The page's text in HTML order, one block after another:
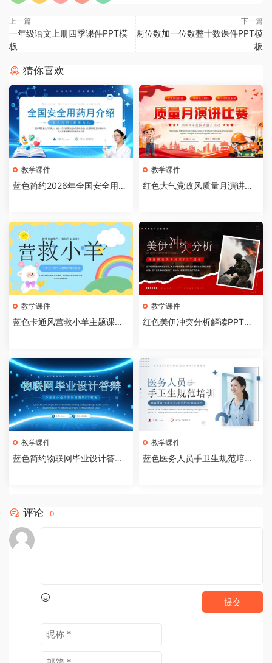
上一篇
一年级语文上册四季课件PPT模
板
下一篇
两位数加一位数整十数课件PPT模
板
猜你喜欢
教学课件
蓝色简约2026年全国安全用药
教学课件
红色大气党政风质量月演讲比
教学课件
蓝色卡通风营救小羊主题课件P
教学课件
红色美伊冲突分析解读PPT模
教学课件
蓝色简约物联网毕业设计答辩P
教学课件
蓝色医务人员手卫生规范培训
评论 0
提交